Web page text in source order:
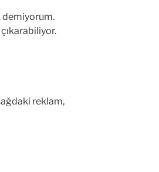
demiyorum.
reklam,